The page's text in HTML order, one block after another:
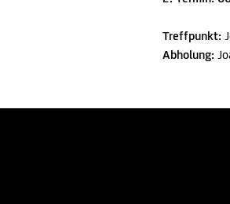
Treffpunkt:
Abholung: